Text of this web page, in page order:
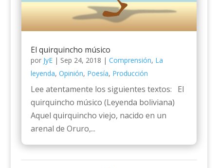
El quirquincho músico
por JyE| Sep 24, 2018 | Comprensión, La
leyenda, Opinión, Poesía, Producción
Lee atentamente los siguientes textos: El
quirquincho músico (Leyenda boliviana)
Aquel quirquincho viejo, nacido en un
arenal de Oruro,...